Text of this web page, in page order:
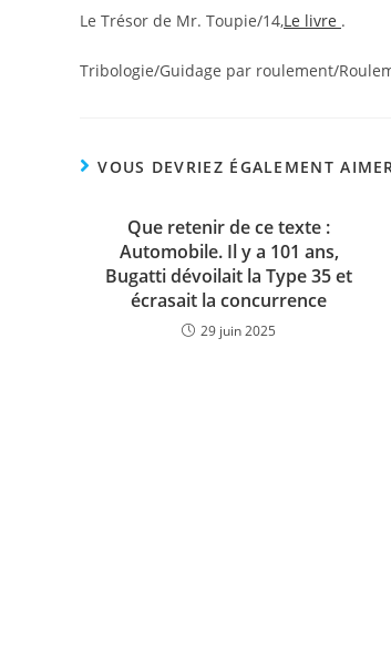
Le Trésor de Mr. Toupie/14,Le livre .
Tribologie/Guidage par roulement/
VOUS DEVRIEZ ÉGALEMENT
Que retenir de ce texte :
Automobile. Il y a 101 ans,
Bugatti dévoilait la Type 35 et
écrasait la concurrence
29 juin 2025